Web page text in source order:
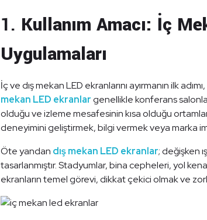
1. Kullanım Amacı: İç
Uygulamaları
İç ve dış mekan LED ekranlarını ayırmanın ilk
mekan LED ekranlargenellikle konferans
olduğu ve izleme mesafesinin kısa olduğu
deneyimini geliştirmek, bilgi vermek veya marka
Öte yandan dış mekan LED ekranlar; değişken
tasarlanmıştır. Stadyumlar, bina cepheleri, yol
ekranların temel görevi, dikkat çekici olmak ve